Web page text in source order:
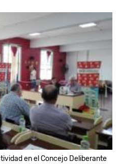
en el Concejo Deliberante